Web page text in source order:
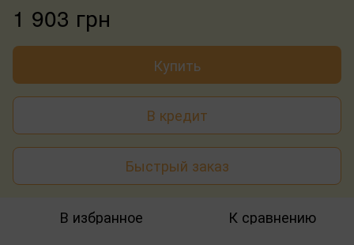
1 903 грн
Купить
В кредит
Быстрый заказ
В избранное К сравнению